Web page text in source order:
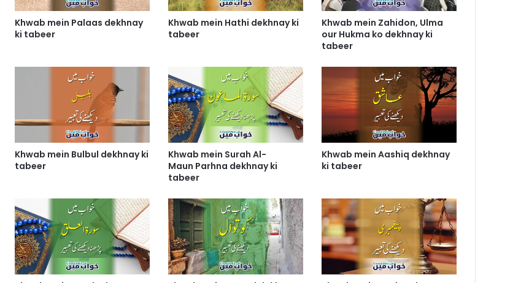
Khwab mein Palaas dekhnay
ki tabeer
Khwab mein Hathi dekhnay ki
tabeer
Khwab mein Zahidon, Ulma
our Hukma ko dekhnay ki
tabeer
Khwab mein Bulbul dekhnay ki
tabeer
Khwab mein Surah Al-
Maun Parhna dekhnay ki
tabeer
Khwab mein Aashiq dekhnay
ki tabeer